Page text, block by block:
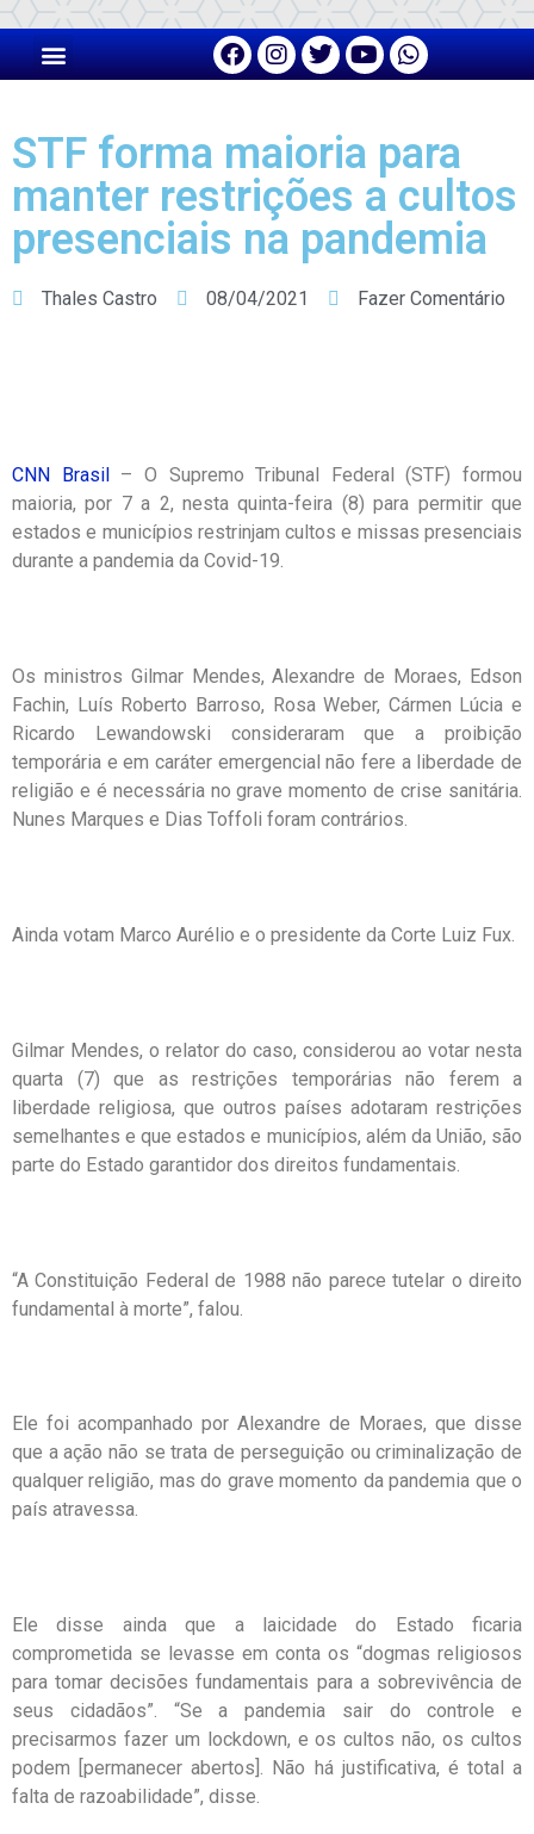
STF forma maioria para
manter restrições a cultos
presenciais na pandemia
Thales Castro 08/04/2021 Fazer Comentário
CNN Brasil
– O Supremo Tribunal Federal (STF) formou
maioria, por 7 a 2, nesta quinta-feira (8) para permitir que
estados e municípios restrinjam cultos e missas presenciais
durante a pandemia da Covid-19.
Os ministros Gilmar Mendes, Alexandre de Moraes, Edson
Fachin, Luís Roberto Barroso, Rosa Weber, Cármen Lúcia e
Ricardo Lewandowski consideraram que a proibição
temporária e em caráter emergencial não fere a liberdade de
religião e é necessária no grave momento de crise sanitária.
Nunes Marques e Dias Toffoli foram contrários.
Ainda votam Marco Aurélio e o presidente da Corte Luiz Fux.
Gilmar Mendes, o relator do caso, considerou ao votar nesta
quarta (7) que as restrições temporárias não ferem a
liberdade religiosa, que outros países adotaram restrições
semelhantes e que estados e municípios, além da União, são
parte do Estado garantidor dos direitos fundamentais.
“A Constituição Federal de 1988 não parece tutelar o direito
fundamental à morte”, falou.
Ele foi acompanhado por Alexandre de Moraes, que disse
que a ação não se trata de perseguição ou criminalização de
qualquer religião, mas do grave momento da pandemia que o
país atravessa.
Ele disse ainda que a laicidade do Estado ficaria
comprometida se levasse em conta os “dogmas religiosos
para tomar decisões fundamentais para a sobrevivência de
seus cidadãos”. “Se a pandemia sair do controle e
precisarmos fazer um lockdown, e os cultos não, os cultos
podem [permanecer abertos]. Não há justificativa, é total a
falta de razoabilidade”, disse.